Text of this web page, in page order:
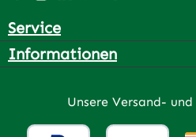
Service
Informationen
Unsere Versand-